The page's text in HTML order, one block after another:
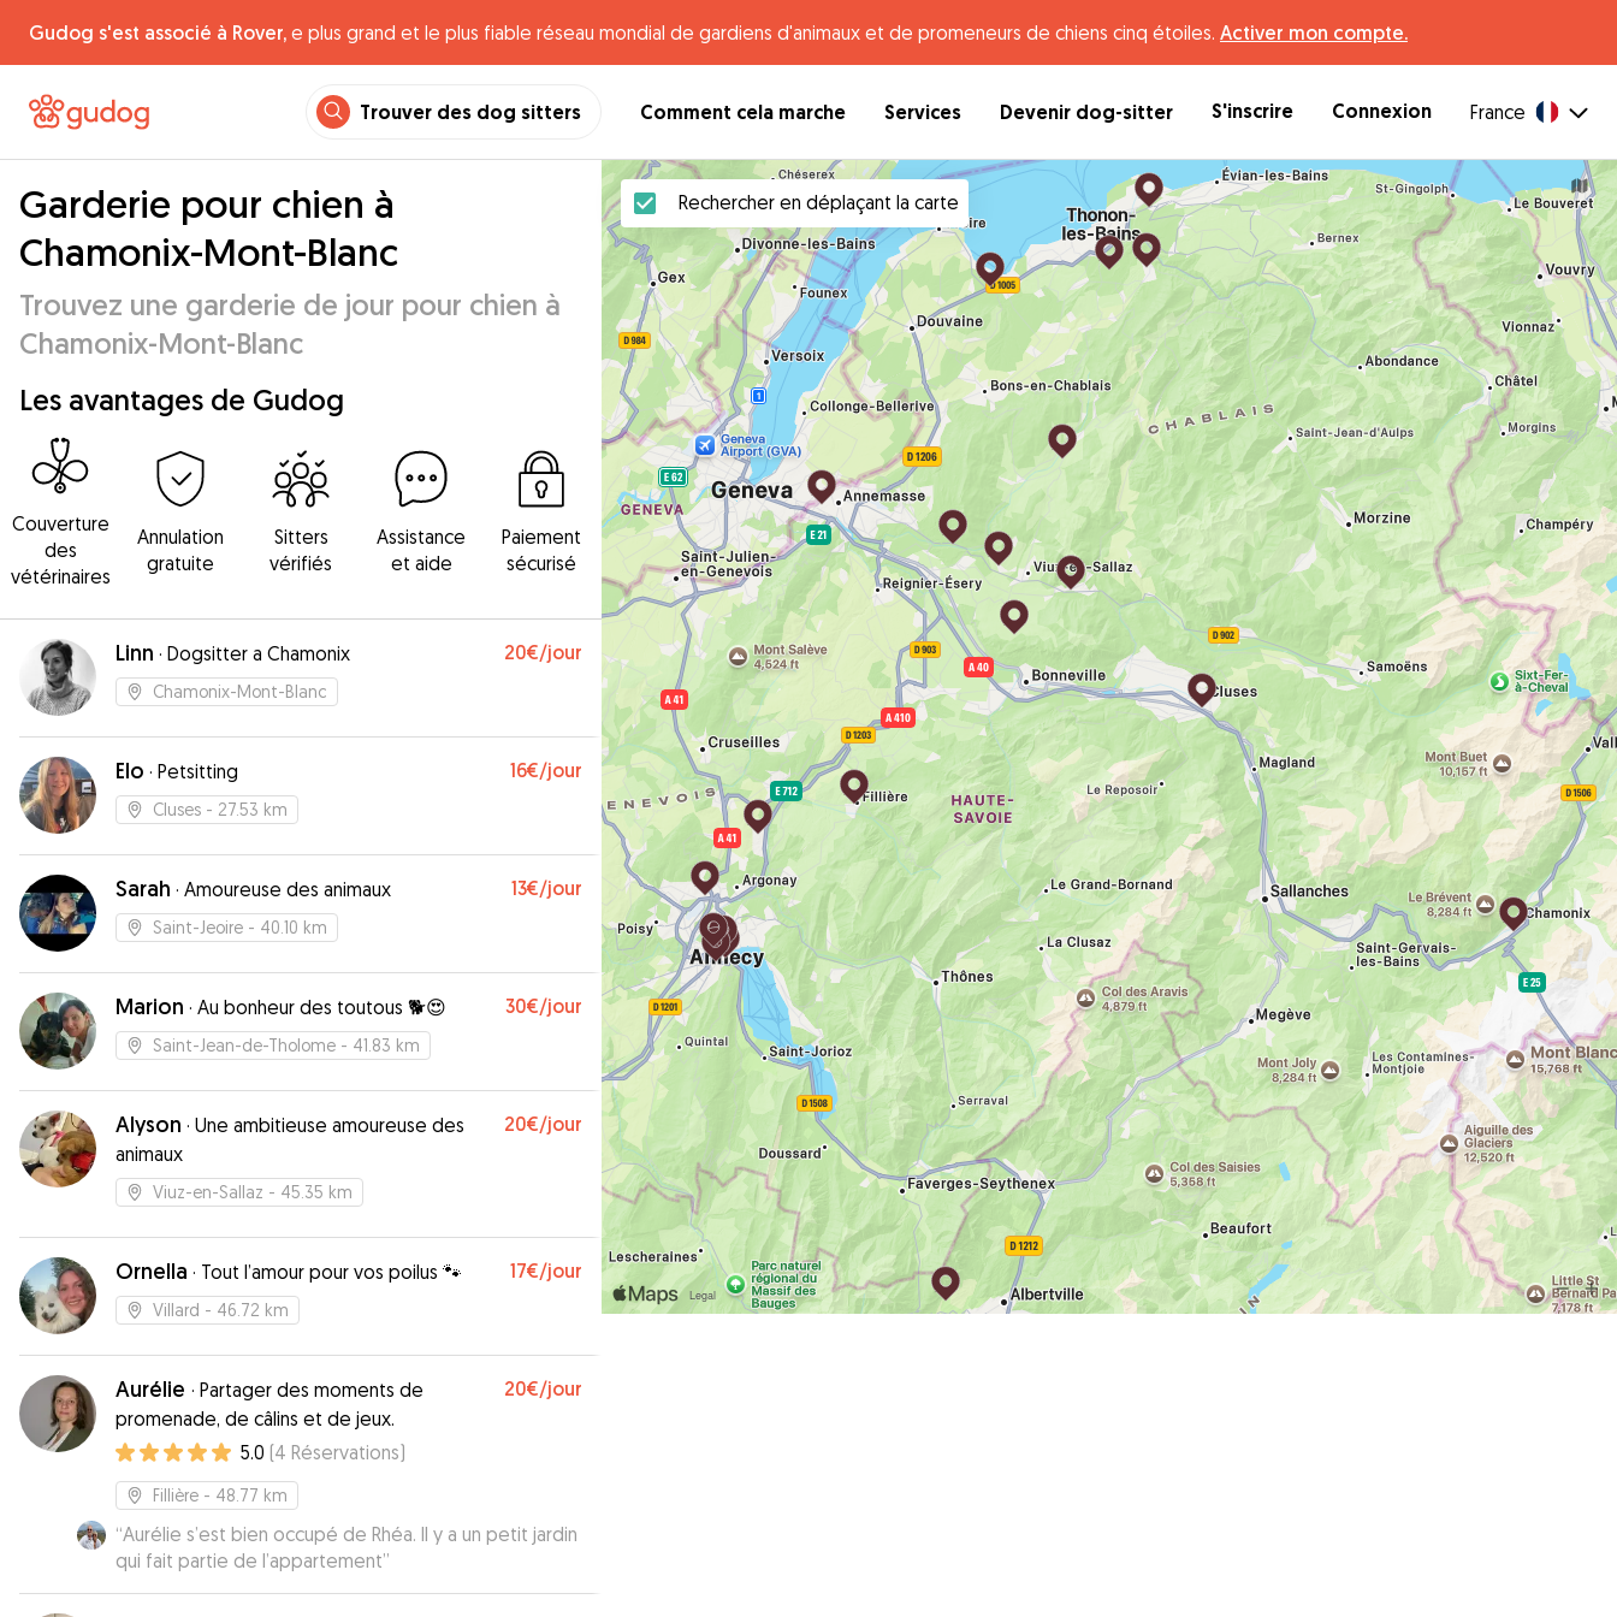
Gudog s'est associé à Rover, e plus grand et le plus fiable réseau mondial de gardiens d'animaux et de promeneurs de chiens cinq étoiles. Activer mon compte.
Trouver des dog sitters Comment cela marche Services Devenir dog-sitter S'inscrire Connexion France
Garderie pour chien à
Chamonix-Mont-Blanc
Trouvez une garderie de jour pour chien à
Chamonix-Mont-Blanc
Les avantages de Gudog
Couverture
des
vétérinaires
Annulation
gratuite
Sitters
vérifiés
Assistance
et aide
Paiement
sécurisé
Linn · Dogsitter a Chamonix 20€/jour
Chamonix-Mont-Blanc
Elo · Petsitting 16€/jour
Cluses - 27.53 km
Sarah · Amoureuse des animaux 13€/jour
Saint-Jeoire - 40.10 km
Marion · Au bonheur des toutous 🐕😍 30€/jour
Saint-Jean-de-Tholome - 41.83 km
Alyson · Une ambitieuse amoureuse des
animaux
20€/jour
Viuz-en-Sallaz - 45.35 km
Ornella · Tout l’amour pour vos poilus 🐾 17€/jour
Villard - 46.72 km
Aurélie · Partager des moments de
promenade, de câlins et de jeux.
20€/jour
5.0 (4 Réservations)
Fillière - 48.77 km
“Aurélie s’est bien occupé de Rhéa. Il y a un petit jardin
qui fait partie de l’appartement”
Rechercher en déplaçant la carte